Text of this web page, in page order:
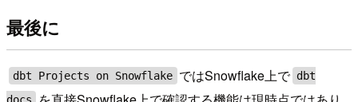
最後に
dbt Projects on Snowflake ではSnowflake上で dbt